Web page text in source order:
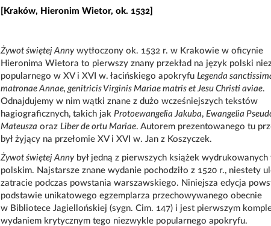
[Kraków, Hieronim Wietor, ok. 1532]
Żywot świętej Annywytłoczony ok. 1532 r. w Krakowie w oficynie
Hieronima Wietora to pierwszy znany przekład na język polski
popularnego w XV i XVI w. łacińskiego apokryfu Legenda
matronae Annae, genitricis Virginis Mariae matris et Jesu Christi aviae.
Odnajdujemy w nim wątki znane z dużo wcześniejszych tekstów
hagiograficznych, takich jak Protoewangelia Jakuba, Ewangelia
Mateusza oraz Liber de ortu Mariae. Autorem prezentowanego tu
był żyjący na przełomie XV i XVI w. Jan z Koszyczek.
Żywot świętej Annybył jedną z pierwszych książek wydrukowanych
polskim. Najstarsze znane wydanie pochodziło z 1520 r., niestety
zatracie podczas powstania warszawskiego. Niniejsza edycja
podstawie unikatowego egzemplarza przechowywanego obecnie
w Bibliotece Jagiellońskiej (sygn. Cim. 147) i jest pierwszym
wydaniem krytycznym tego niezwykle popularnego apokryfu.